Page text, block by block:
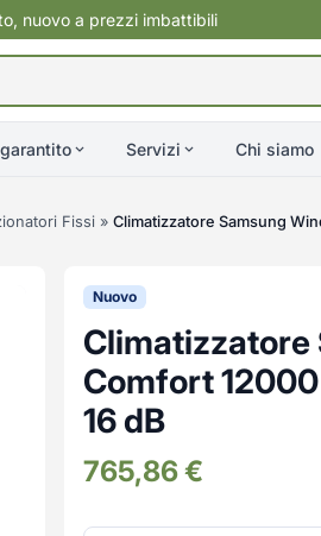
nuovo a prezzi imbattibili
Servizi Chi siamo
Fissi » Climatizzatore Samsung
Nuovo
Climatizzatore
Comfort
16 dB
765,86€